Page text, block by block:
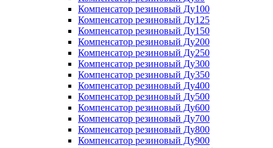
Компенсатор резиновый Ду100
Компенсатор резиновый Ду125
Компенсатор резиновый Ду150
Компенсатор резиновый Ду200
Компенсатор резиновый Ду250
Компенсатор резиновый Ду300
Компенсатор резиновый Ду350
Компенсатор резиновый Ду400
Компенсатор резиновый Ду500
Компенсатор резиновый Ду600
Компенсатор резиновый Ду700
Компенсатор резиновый Ду800
Компенсатор резиновый Ду900